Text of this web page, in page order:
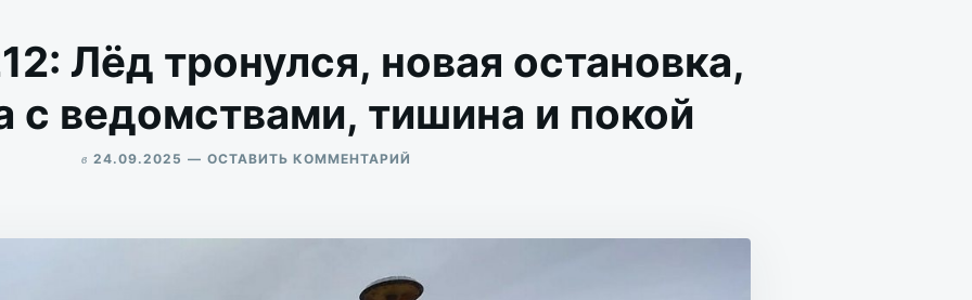
Лёд тронулся, новая остановка,
с ведомствами, тишина и покой
в 24.09.2025 ОСТАВИТЬ КОММЕНТАРИЙ
ТРОНУЛСЯ,
ОСТАНОВКА,